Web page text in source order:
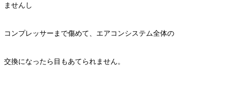
ませんし
コンプレッサーまで傷めて、エアコンシステム全体の
交換になったら目もあてられません。